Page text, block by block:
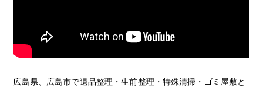
広島県、広島市で遺品整理・生前整理・特殊清掃・ゴミ屋敷と